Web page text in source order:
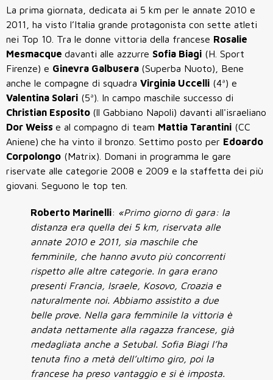
La prima giornata, dedicata ai 5 km per le annate 2010 e
2011, ha visto l’Italia grande protagonista con sette atleti
nei Top 10. Tra le donne vittoria della francese Rosalie
Mesmacque davanti alle azzurre Sofia Biagi (H. Sport
Firenze) e Ginevra Galbusera (Superba Nuoto), Bene
anche le compagne di squadra Virginia Uccelli (4ª) e
Valentina Solari (5ª). In campo maschile successo di
Christian Esposito (ll Gabbiano Napoli) davanti all'israeliano
Dor Weiss e al compagno di team Mattia Tarantini (CC
Aniene) che ha vinto il bronzo. Settimo posto per Edoardo
Corpolongo (Matrix). Domani in programma le gare
riservate alle categorie 2008 e 2009 e la staffetta dei più
giovani. Seguono le top ten.
Roberto Marinelli: «Primo giorno di gara: la
distanza era quella dei 5 km, riservata alle
annate 2010 e 2011, sia maschile che
femminile, che hanno avuto più concorrenti
rispetto alle altre categorie. In gara erano
presenti Francia, Israele, Kosovo, Croazia e
naturalmente noi. Abbiamo assistito a due
belle prove. Nella gara femminile la vittoria è
andata nettamente alla ragazza francese, già
medagliata anche a Setubal. Sofia Biagi l’ha
tenuta fino a metà dell’ultimo giro, poi la
francese ha preso vantaggio e si è imposta.